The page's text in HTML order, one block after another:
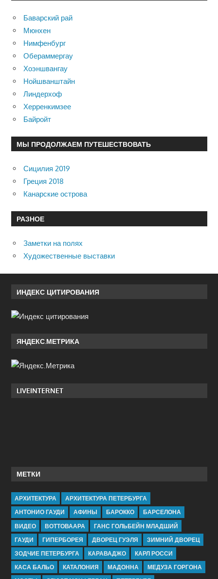
Баварский рай
Мюнхен
Нимфенбург
Обераммергау
Хоэншвангау
Нойшванштайн
Линдерхоф
Херренкимзее
Байройт
МЫ ПРОДОЛЖАЕМ ПУТЕШЕСТВОВАТЬ
Сицилия 2019
Греция 2018
Канарские острова
РАЗНОЕ
Заметки на полях
Художественные выставки
ИНДЕКС ЦИТИРОВАНИЯ
ЯНДЕКС.МЕТРИКА
LIVEINTERNET
МЕТКИ
АРХИТЕКТУРА
АРХИТЕКТУРА ПЕТЕРБУРГА
АНТОНИО ГАУДИ
АФИНЫ БАРОККО
БАРСЕЛОНА
ВИДЕО
ВОТТОВААРА
ГАНС ГОЛЬБЕЙН МЛАДШИЙ
ГАУДИ
ГИПЕРБОРЕЯ ДВОРЕЦ ГУЭЛЯ
ЗИМНИЙ ДВОРЕЦ
ЗОДЧИЕ ПЕТЕРБУРГА
КАРАВАДЖО
КАРЛ РОССИ
КАСА БАЛЬО
КАТАЛОНИЯ МАДОННА
МЕДУЗА ГОРГОНА